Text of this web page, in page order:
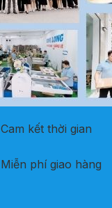
Cam kết thời gian
Miễn phí giao hàng